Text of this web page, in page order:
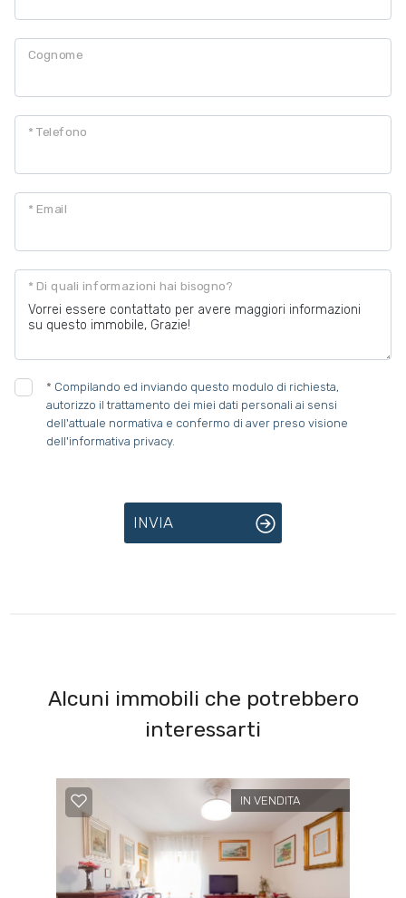
Cognome
* Telefono
* Email
* Di quali informazioni hai bisogno?
* Compilando ed inviando questo modulo di richiesta,
autorizzo il trattamento dei miei dati personali ai sensi
dell'attuale normativa e confermo di aver preso visione
dell'informativa privacy.
INVIA
Alcuni immobili che potrebbero
interessarti
IN VENDITA